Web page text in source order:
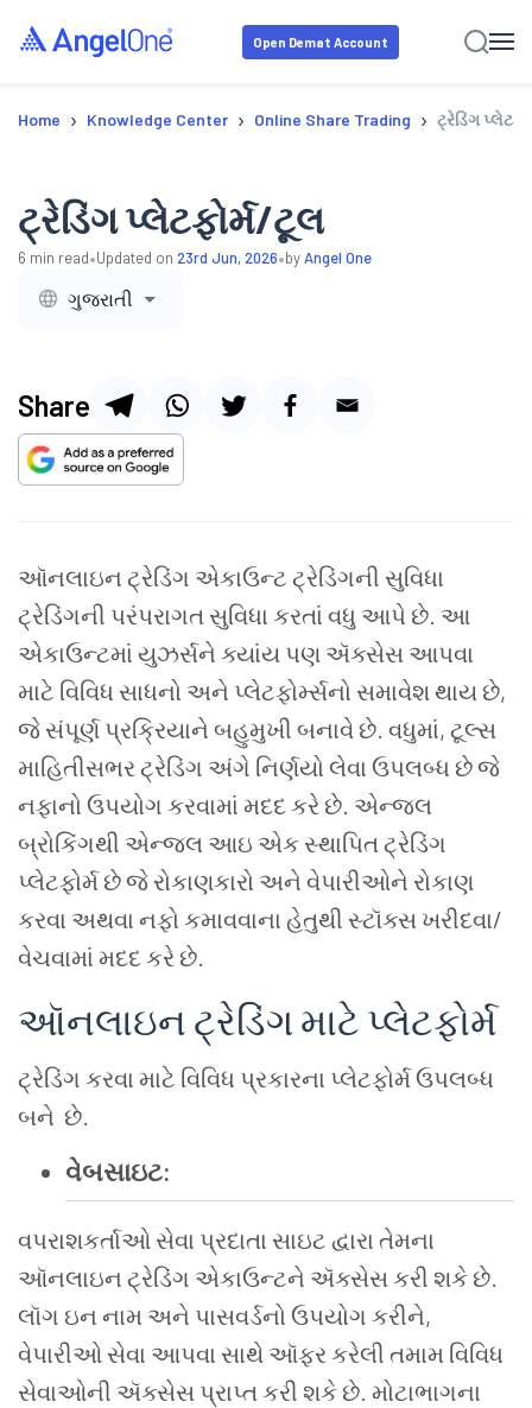
Open Demat Account
Home › Knowledge Center › Online Share Trading › ટ્રેડિંગ
ટ્રેડિંગ પ્લેટફોર્મ/ટૂલ
6 min read•Updated on 23rd Jun, 2026•byAngel One
ગુજરાતી
Share
ઑનલાઇન ટ્રેડિંગ એકાઉન્ટ ટ્રેડિંગની સુવિધા
ટ્રેડિંગની પરંપરાગત સુવિધા કરતાં વધુ આપે છે. આ
એકાઉન્ટમાં યુઝર્સને ક્યાંય પણ ઍક્સેસ આપવા
માટે વિવિધ સાધનો અને પ્લેટફોર્મ્સનો સમાવેશથાય છે,
જે સંપૂર્ણ પ્રક્રિયાને બહુમુખી બનાવે છે. વધુમાં, ટૂલ્સ
માહિતીસભરટ્રેડિંગ અંગે નિર્ણયો લેવા ઉપલબ્ધ છેજે
નફાનો ઉપયોગ કરવામાં મદદકરે છે. એન્જલ
બ્રોકિંગથી એન્જલ આઇ એક સ્થાપિતટ્રેડિંગ
પ્લેટફોર્મ છેજે રોકાણકારો અને વેપારીઓને રોકાણ
કરવા અથવા નફો કમાવવાના હેતુથી સ્ટૉક્સખરીદવા/
વેચવામાં મદદકરે છે.
ઑનલાઇન ટ્રેડિંગ માટે પ્લેટફોર્મ
ટ્રેડિંગ કરવા માટે વિવિધ પ્રકારના પ્લેટફોર્મઉપલબ્ધ
બને છે.
વેબસાઇટ:
વપરાશકર્તાઓ સેવા પ્રદાતા સાઇટ દ્વારા તેમના
ઑનલાઇન ટ્રેડિંગ એકાઉન્ટને ઍક્સેસકરી શકે છે.
લૉગ ઇન નામ અને પાસવર્ડનો ઉપયોગ કરીને,
વેપારીઓ સેવા આપવા સાથે ઑફરકરેલી તમામ વિવિધ
સેવાઓની ઍક્સેસ પ્રાપ્તકરી શકે છે. મોટાભાગના